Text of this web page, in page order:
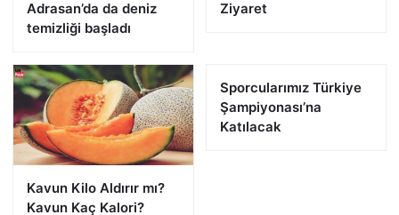
Adrasan’da da deniz
temizliği başladı
Ziyaret
Kavun Kilo Aldırır mı?
Kavun Kaç Kalori?
Sporcularımız Türkiye
Şampiyonası’na
Katılacak